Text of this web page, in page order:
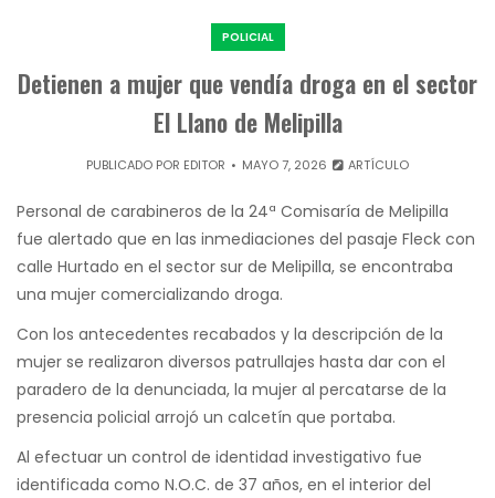
POLICIAL
Detienen a mujer que vendía droga en el sector
El Llano de Melipilla
PUBLICADO POR EDITOR MAYO 7, 2026 ARTÍCULO
Personal de carabineros de la 24ª Comisaría de Melipilla
fue alertado que en las inmediaciones del pasaje Fleck con
calle Hurtado en el sector sur de Melipilla, se encontraba
una mujer comercializando droga.
Con los antecedentes recabados y la descripción de la
mujer se realizaron diversos patrullajes hasta dar con el
paradero de la denunciada, la mujer al percatarse de la
presencia policial arrojó un calcetín que portaba.
Al efectuar un control de identidad investigativo fue
identificada como N.O.C. de 37 años, en el interior del